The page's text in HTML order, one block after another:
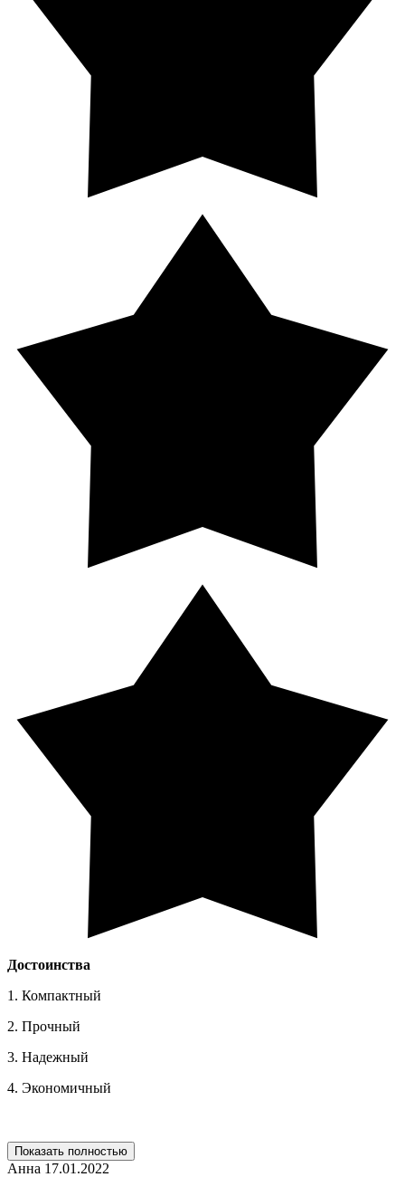
Достоинства
1. Компактный
2. Прочный
3. Надежный
4. Экономичный
Показать полностью
Анна 17.01.2022